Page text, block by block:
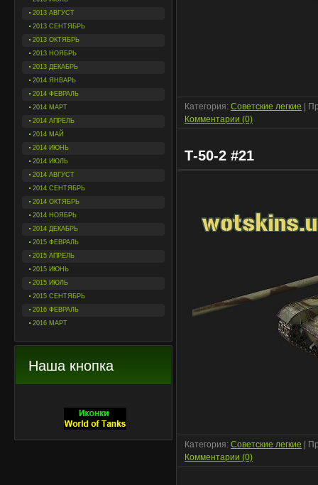
2013 АВГУСТ
2013 СЕНТЯБРЬ
2013 ОКТЯБРЬ
2013 НОЯБРЬ
2013 ДЕКАБРЬ
2014 ЯНВАРЬ
2014 ФЕВРАЛЬ
2014 МАРТ
2014 АПРЕЛЬ
2014 МАЙ
2014 ИЮНЬ
2014 ИЮЛЬ
2014 АВГУСТ
2014 СЕНТЯБРЬ
2014 ОКТЯБРЬ
2014 НОЯБРЬ
2014 ДЕКАБРЬ
2015 ФЕВРАЛЬ
2015 АПРЕЛЬ
2015 ИЮНЬ
2015 ИЮЛЬ
2015 СЕНТЯБРЬ
2016 ФЕВРАЛЬ
2016 МАРТ
Наша кнопка
Категория: Советские легкие |
Комментарии (0)
Т-50-2 #21
Категория: Советские легкие |
Комментарии (0)